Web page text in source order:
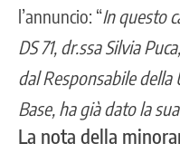
l’annuncio: “In questo
DS 71, dr.ssa Silvia
dal Responsabile della
Base, ha già dato la
La nota della